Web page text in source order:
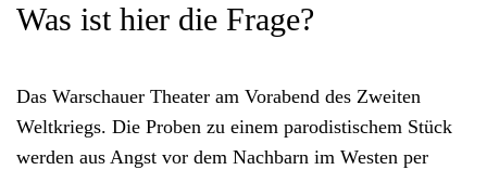
Was ist hier die Frage?
Das Warschauer Theater am Vorabend des Zweiten
Weltkriegs. Die Proben zu einem parodistischem Stück
werden aus Angst vor dem Nachbarn im Westen per